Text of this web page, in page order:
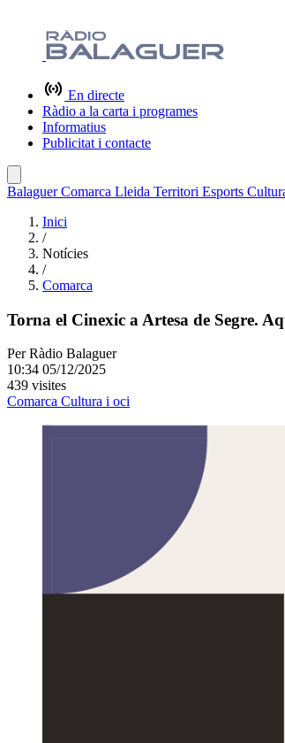
En directe
Ràdio a la carta i programes
Informatius
Publicitat i contacte
BalaguerComarca Lleida Territori Esports
Inici
/
Notícies
/
Comarca
Torna el Cinexic a Artesa de Segre.
Per Ràdio Balaguer
10:34 05/12/2025
439 visites
Comarca Cultura i oci